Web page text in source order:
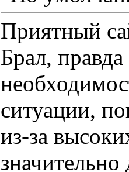
Приятный
Брал,
ситуации,
из-за